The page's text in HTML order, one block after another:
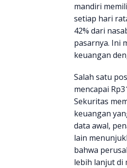
mandiri
setiap hari
42% dari
pasarnya. Ini
keuangan
Salah satu
mencapai
Sekuritas
keuangan
data awal,
lain
bahwa
lebih lanjut di